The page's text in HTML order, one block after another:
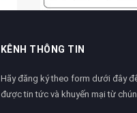
KÊNH THÔNG TIN
Hãy đăng ký theo form dưới đây
được tin tức và khuyến mại từ